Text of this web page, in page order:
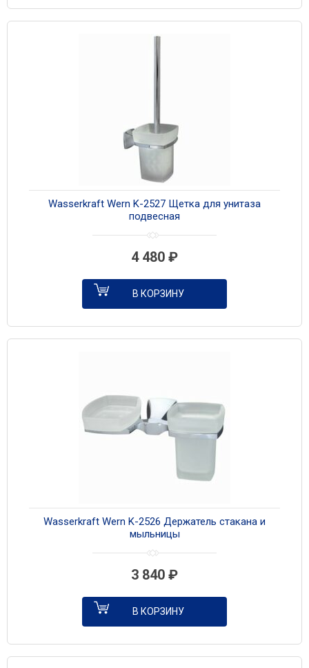
Wasserkraft Wern K-2527 Щетка для унитаза
подвесная
4 480 ₽
В КОРЗИНУ
Wasserkraft Wern K-2526 Держатель стакана и
мыльницы
3 840 ₽
В КОРЗИНУ